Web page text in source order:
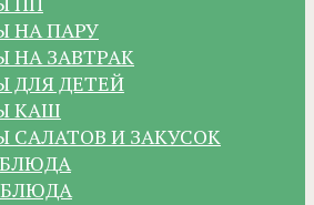
НА ПАРУ
НА ЗАВТРАК
ДЛЯ ДЕТЕЙ
КАШ
САЛАТОВ И ЗАКУСОК